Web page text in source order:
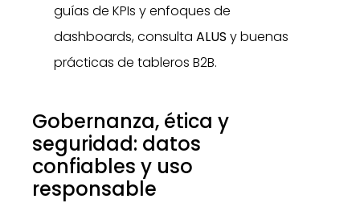
guías de KPIs y enfoques de
dashboards, consultaALUS y buenas
prácticas de tableros B2B.
Gobernanza, ética y
seguridad: datos
confiables y uso
responsable